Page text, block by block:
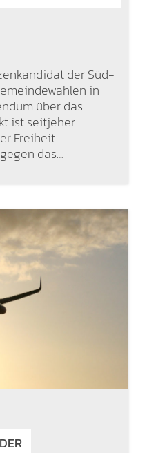
der Süd-
in
über das
ist seitjeher
Freiheit
das…